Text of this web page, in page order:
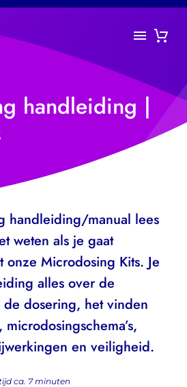
handleiding |
handleiding/manual lees
weten als je gaat
onze Microdosing Kits. Je
alles over de
dosering, het vinden
microdosingschema’s,
en veiligheid.
ca. 7 minuten